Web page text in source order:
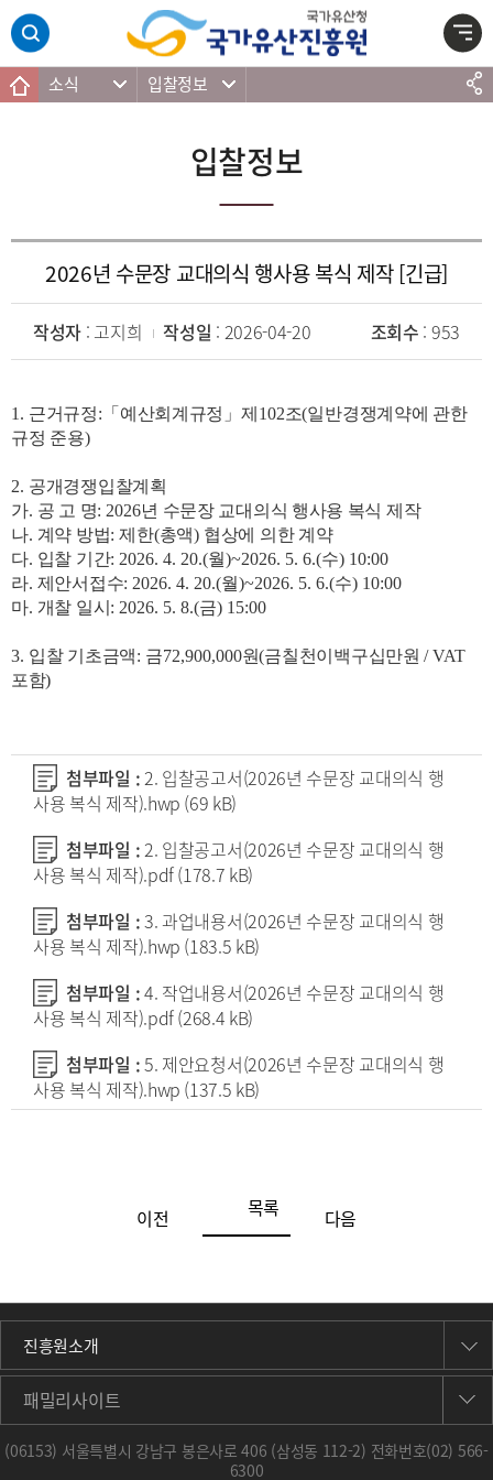
본문 바로가기
주메뉴 바로가기
하단 바로가기
소식 입찰정보
입찰정보
2026년 수문장 교대의식 행사용 복식 제작 [긴급]
작성자 : 고지희 작성일 : 2026-04-20 조회수 : 953
1. 근거규정: 「 예산회계규정 」제 102조(일반경쟁계약에 관한
규정 준용)
2. 공개경쟁입찰계획
가. 공 고 명: 2026년 수문장 교대의식 행사용 복식 제작
나. 계약 방법:제한(총액) 협상에 의한 계약
다. 입찰 기간: 2026. 4. 20.(월)~2026. 5. 6.(수) 10:00
라. 제안서접수: 2026. 4. 20.(월)~2026. 5. 6.(수) 10:00
마. 개찰 일시 : 2026. 5. 8.(금) 15:00
3. 입찰 기초금액: 금72,900,000원(금칠천이백구십만원/ VAT
포함)
첨부파일 : 2. 입찰공고서(2026년 수문장 교대의식 행
사용 복식 제작).hwp (69 kB)
첨부파일 : 2. 입찰공고서(2026년 수문장 교대의식 행
사용 복식 제작).pdf(178.7 kB)
첨부파일 :3. 과업내용서(2026년 수문장 교대의식 행
사용 복식 제작).hwp (183.5 kB)
첨부파일 :4. 작업내용서(2026년 수문장 교대의식 행
사용 복식 제작).pdf(268.4 kB)
첨부파일 :5. 제안요청서(2026년 수문장 교대의식 행
사용 복식 제작).hwp (137.5 kB)
이전 목록 다음
진흥원소개
패밀리사이트
(06153) 서울특별시 강남구 봉은사로 406 (삼성동 112-2) 전화번호(02) 566-
6300